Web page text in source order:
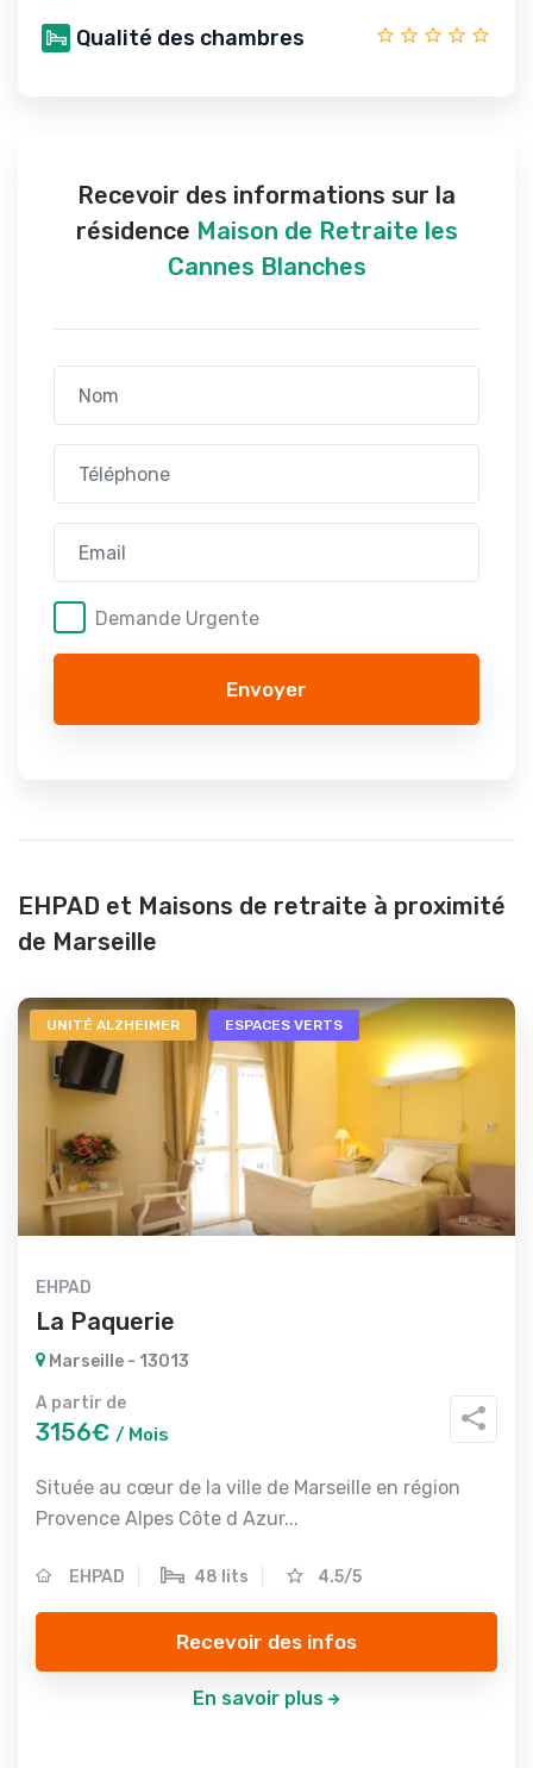
Qualité des chambres
Recevoir des informations sur la
résidence Maison de Retraite les
Cannes Blanches
Demande Urgente
Envoyer
EHPAD et Maisons de retraite à proximité
de Marseille
UNITÉ ALZHEIMER ESPACES VERTS
EHPAD
La Paquerie
Marseille - 13013
A partir de
3156€ / Mois
Située au cœur de la ville de Marseille en région
Provence Alpes Côte d Azur...
EHPAD 48 lits 4.5/5
Recevoir des infos
En savoir plus